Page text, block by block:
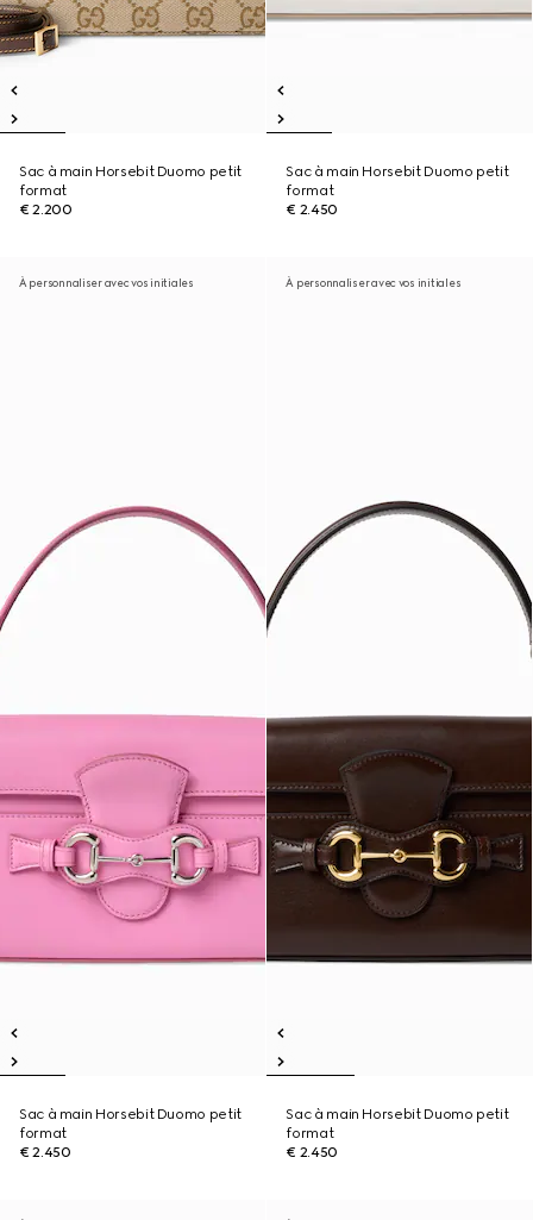
Sac à main Horsebit Duomo petit
format
€ 2.200
Sac à main Horsebit Duomo petit
format
€ 2.450
À personnaliser avec vos initiales
Sac à main Horsebit Duomo petit
format
€ 2.450
À personnaliser avec vos initiales
Sac à main Horsebit Duomo petit
format
€ 2.450